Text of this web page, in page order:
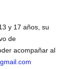
y 17 años, su
de
acompañar al